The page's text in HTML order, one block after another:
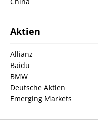
Aktien
Allianz
Baidu
BMW
Deutsche Aktien
Emerging Markets